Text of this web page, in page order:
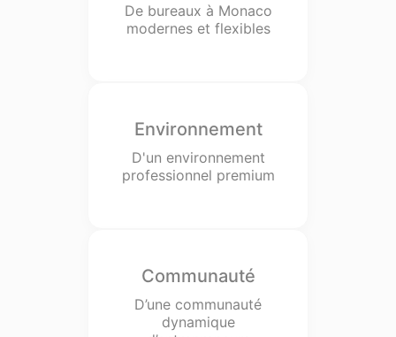
De bureaux à Monaco
modernes et flexibles
Environnement
D'un environnement
professionnel premium
Communauté
D’une communauté
dynamique